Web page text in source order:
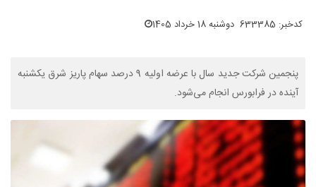
کدخبر: 633385 دوشنبه 18 خرداد 1405
پنجمین شرکت جدید سال با عرضه اولیه 9 درصد سهام پاریز شرق یکشنبه
آینده در فرابورس انجام می‌شود.